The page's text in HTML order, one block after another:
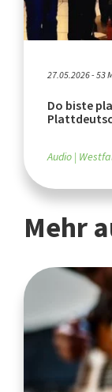
27.05.2026 - 53
Do biste
Audio
Mehr